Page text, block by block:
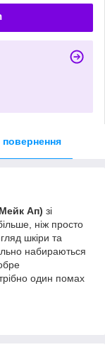
Ап) зі
ніж просто
шкіри та
набираються
один помах